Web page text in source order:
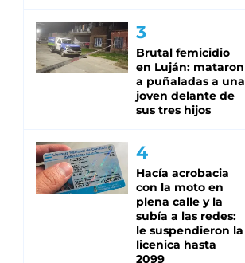
Brutal femicidio
en Luján: mataron
a puñaladas a una
joven delante de
sus tres hijos
Hacía acrobacia
con la moto en
plena calle y la
subía a las redes:
le suspendieron la
licenica hasta
2099